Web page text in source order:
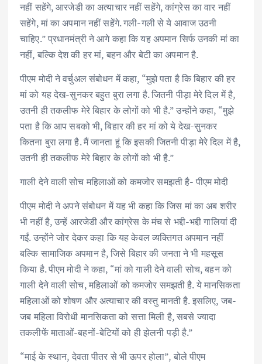
नहीं सहेंगे, आरजेडी का अत्याचार नहीं सहेंगे, कांग्रेस का वार नहीं
सहेंगे, मां का अपमान नहीं सहेंगे. गली-गली से ये आवाज उठनी
चाहिए.” प्रधानमंत्री ने आगे कहा कि यह अपमान सिर्फ उनकी मां का
नहीं, बल्कि देश की हर मां, बहन और बेटी का अपमान है.
पीएम मोदी ने वर्चुअल संबोधन में कहा, “मुझे पता है कि बिहार की हर
मां को यह देख-सुनकर बहुत बुरा लगा है. जितनी पीड़ा मेरे दिल में है,
उतनी ही तकलीफ मेरे बिहार के लोगों को भी है.” उन्होंने कहा, “मुझे
पता है कि आप सबको भी, बिहार की हर मां को ये देख-सुनकर
कितना बुरा लगा है. मैं जानता हूं कि इसकी जितनी पीड़ा मेरे दिल में है,
उतनी ही तकलीफ मेरे बिहार के लोगों को भी है.”
गाली देने वाली सोच महिलाओं को कमजोर समझती है- पीएम मोदी
पीएम मोदी ने अपने संबोधन में यह भी कहा कि जिस मां का अब शरीर
भी नहीं है, उन्हें आरजेडी और कांग्रेस के मंच से भद्दी-भद्दी गालियां दी
गईं. उन्होंने जोर देकर कहा कि यह केवल व्यक्तिगत अपमान नहीं
बल्कि सामाजिक अपमान है, जिसे बिहार की जनता ने भी महसूस
किया है. पीएम मोदी ने कहा, “मां को गाली देने वाली सोच, बहन को
गाली देने वाली सोच, महिलाओं को कमजोर समझती है. ये मानसिकता
महिलाओं को शोषण और अत्याचार की वस्तु मानती है. इसलिए, जब-
जब महिला विरोधी मानसिकता को सत्ता मिली है, सबसे ज्यादा
तकलीफें माताओं-बहनों-बेटियों को ही झेलनी पड़ी है.”
“माई के स्थान, देवता पीतर से भी ऊपर होला”, बोले पीएम